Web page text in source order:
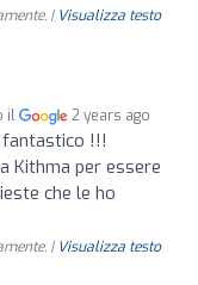
| Visualizza testo
il 2 years ago
!!!
Kithma per essere
che le ho
| Visualizza testo